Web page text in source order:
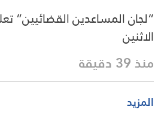
“لجان المساعدين القضائيين”
الاثنين
منذ 39 دقيقة
المزيد